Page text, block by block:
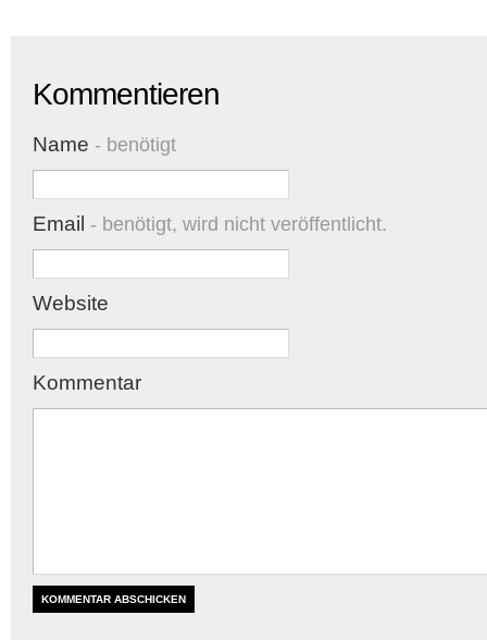
Kommentieren
Name - benötigt
Email - benötigt, wird nicht veröffentlicht.
Website
Kommentar